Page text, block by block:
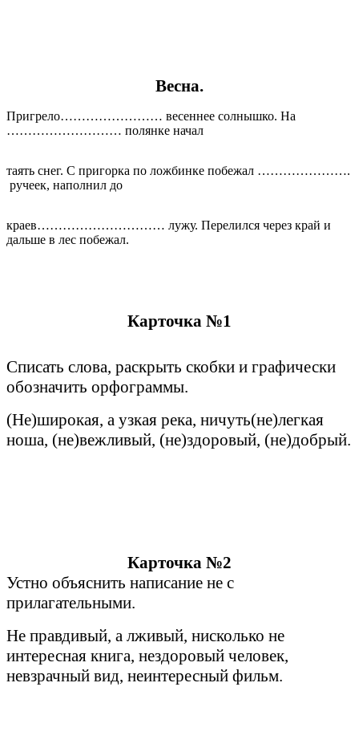
Весна.
Пригрело…………………… весеннее солнышко. На
……………………… полянке начал
таять снег. С пригорка по ложбинке побежал ………………….
ручеек, наполнил до
краев………………………… лужу. Перелился через край и
дальше в лес побежал.
Карточка №1
Списать слова, раскрыть скобки и графически
обозначить орфограммы.
(Не)широкая, а узкая река, ничуть(не)легкая
ноша, (не)вежливый, (не)здоровый, (не)добрый.
Карточка №2
Устно объяснить написание не с
прилагательными.
Не правдивый, а лживый, нисколько не
интересная книга, нездоровый человек,
невзрачный вид, неинтересный фильм.